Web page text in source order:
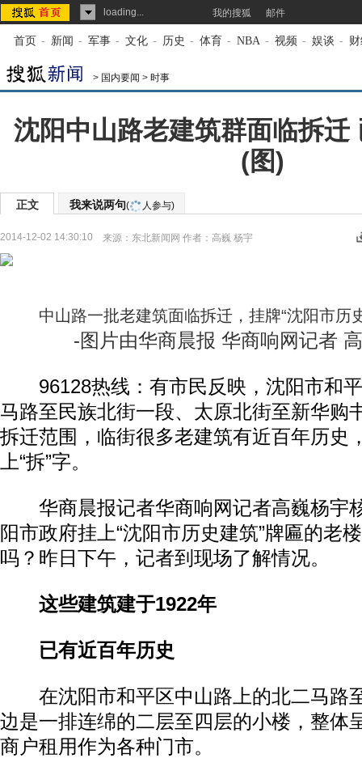
loading... 我的搜狐 邮件
首页 - 新闻 - 军事 - 文化 - 历史 - 体育 - NBA - 视频 - 娱谈 -
> 国内要闻 > 时事
沈阳中山路老建筑群面临拆迁
(图)
正文 我来说两句( 人参与)
2014-12-02 14:30:10 来源： 东北新闻网 作者：高巍 杨宇
中山路一批老建筑面临拆迁，挂牌“沈阳市历
-图片由华商晨报 华商响网记者
96128热线：有市民反映，沈阳市和平
马路至民族北街一段、太原北街至新华购
拆迁范围，临街很多老建筑有近百年历史
上“拆”字。
华商晨报记者华商响网记者高巍杨宇
阳市政府挂上“沈阳市历史建筑”牌匾的老
吗？昨日下午，记者到现场了解情况。
这些建筑建于1922年
已有近百年历史
在沈阳市和平区中山路上的北二马路
边是一排连绵的二层至四层的小楼，整体
商户租用作为各种门市。